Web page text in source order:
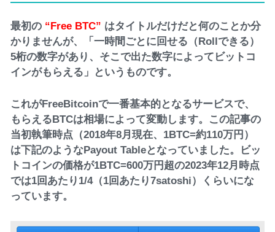
最初の “Free BTC” はタイトルだけだと何のことか分
かりませんが、「一時間ごとに回せる（Rollできる）
5桁の数字があり、そこで出た数字によってビットコ
インがもらえる」というものです。
これがFreeBitcoinで一番基本的となるサービスで、
もらえるBTCは相場によって変動します。この記事の
当初執筆時点（2018年8月現在、1BTC=約110万円）
は下記のようなPayout Tableとなっていました。ビッ
トコインの価格が1BTC=600万円超の2023年12月時点
では1回あたり1/4（1回あたり7satoshi）くらいにな
っています。